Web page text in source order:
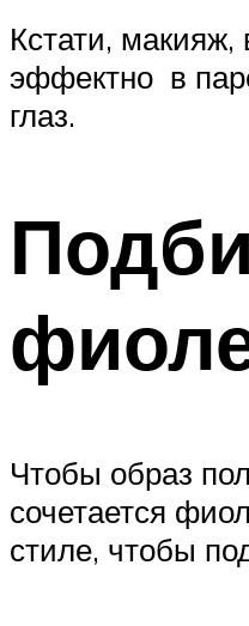
Кстати, макияж,
эффектно в
глаз.
Чтобы образ
сочетается
стиле, чтобы